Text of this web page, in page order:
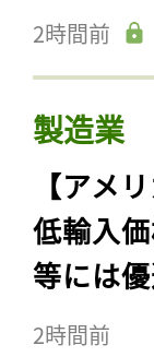
2時間前
製造業
【アメ
低輸入
等には
2時間前